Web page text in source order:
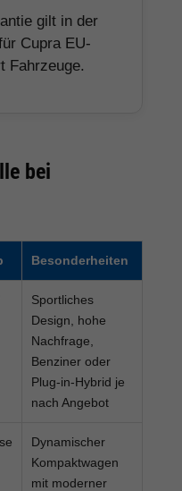
gilt in der
Cupra EU-
Fahrzeuge.
bei
Besonderheiten
Sportliches
Design, hohe
Nachfrage,
Benziner oder
Plug-in-Hybrid je
nach Angebot
Dynamischer
Kompaktwagen
mit moderner